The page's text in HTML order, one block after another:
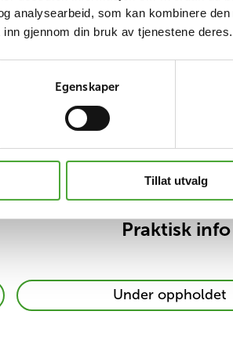
analysearbeid, som kan kombinere
gjennom din bruk av tjenestene deres.
Egenskaper
Tillat utvalg
Praktisk info
Praktisk
info
Under oppholdet